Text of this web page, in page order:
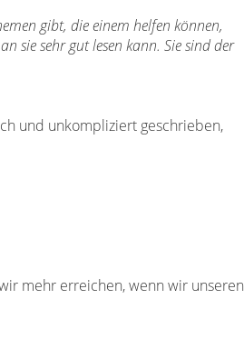
gibt, die einem helfen können,
sie sehr gut lesen kann. Sie sind der
und unkompliziert geschrieben,
mehr erreichen, wenn wir unseren